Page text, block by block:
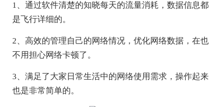
1、通过软件清楚的知晓每天的流量消耗，数据信息都
是飞行详细的。
2、高效的管理自己的网络情况，优化网络数据，在也
不用担心网络卡顿了。
3、满足了大家日常生活中的网络使用需求，操作起来
也是非常简单的。